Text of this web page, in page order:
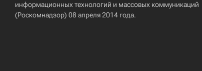
информационных технологий и массовых коммуникаций
(Роскомнадзор) 08 апреля 2014 года.